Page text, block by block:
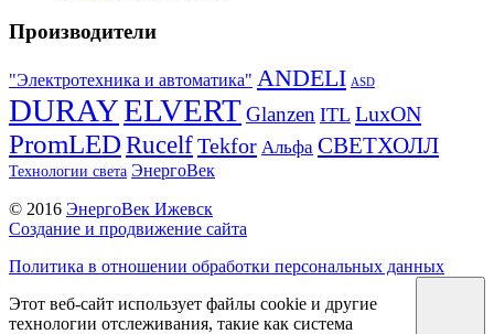
Производители
"Электротехника и автоматика" ANDELI ASD
DURAYELVERTGlanzen ITL LuxON
PromLED RucelfTekfor Альфа СВЕТХОЛЛ
Технологии света ЭнергоВек
© 2016 ЭнергоВек Ижевск
Создание и продвижение сайта
Политика в отношении обработки персональных данных
Этот веб-сайт использует файлы cookie и другие
технологии отслеживания, такие как система